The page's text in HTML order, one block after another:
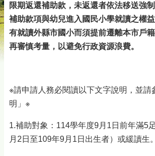
限期返還補助款，未返還者依法移送強
補助款項與幼兒進入國民小學就讀之權
有就讀外縣市國小而須提前遷離本市戶
再審慎考量，以避免行政資源浪費。
※請申請人務必閱讀以下文字說明，並請
明」※
1.補助對象：114學年度9月1日前年滿5
月2日至109年9月1日出生者）或緩讀生。